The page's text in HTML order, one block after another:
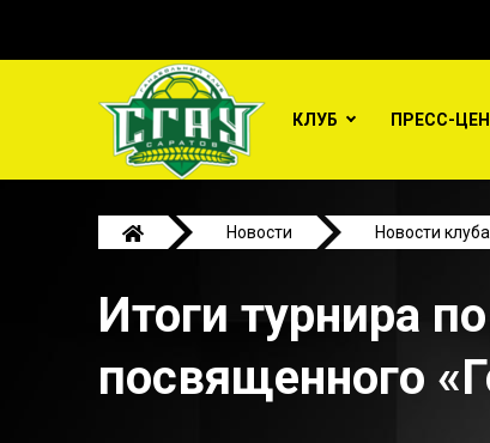
КЛУБ ПРЕСС-
Новости Новости клуба
Итоги турнира
посвященного